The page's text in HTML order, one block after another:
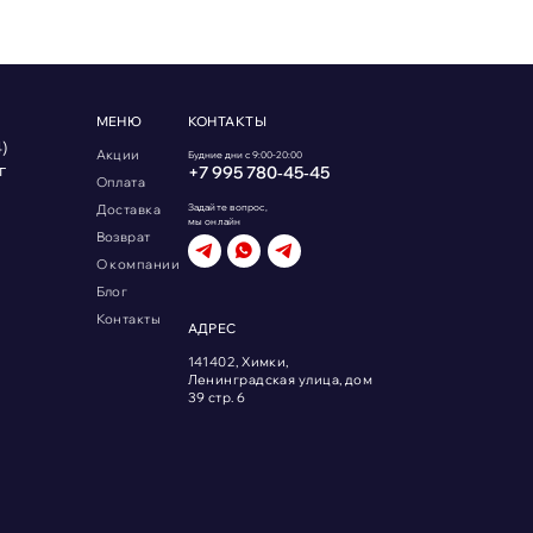
МЕНЮ
Акции
Оплата
Доставка
Возврат
О компании
Блог
Контакты
КОНТАКТЫ
Будние дни с 9:00-20:00
+7 995 780‑45‑45
Задайте вопрос,
мы онлайн
АДРЕС
141402, Химки,
Ленинградская улица, дом
39 стр. 6